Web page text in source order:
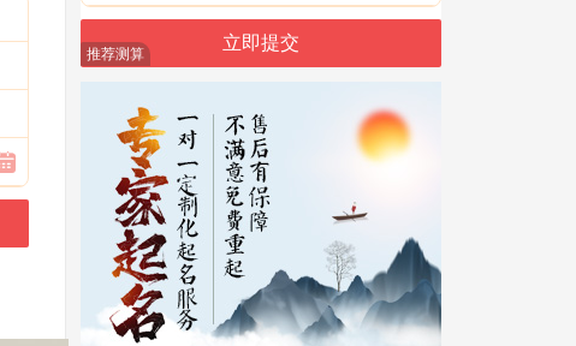
推荐测算